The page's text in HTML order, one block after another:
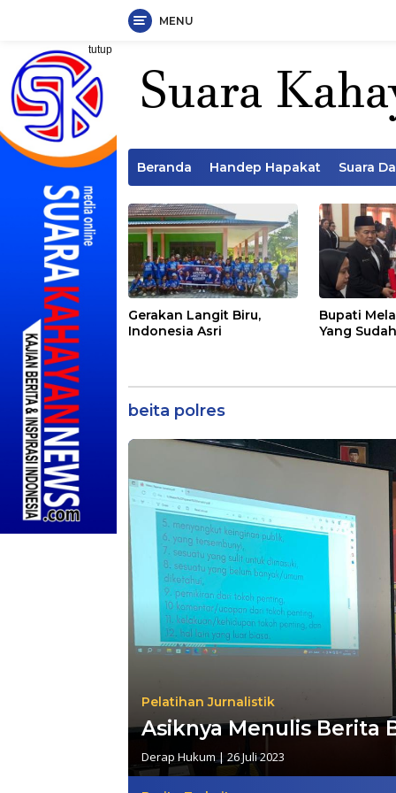
Langsung
konten
MENU
tutup
Beranda Handep Hapakat Suara
Gerakan Langit Biru,
Indonesia Asri
Bupati
Yang
beita polres
Pelatihan Jurnalistik
Asiknya Menulis Berita
Derap Hukum| 26 Juli 2023